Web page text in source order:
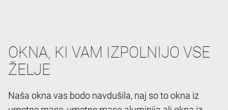
OKNA, KI VAM IZPOLNIJO VSE
ŽELJE
Naša okna vas bodo navdušila, naj so to okna iz